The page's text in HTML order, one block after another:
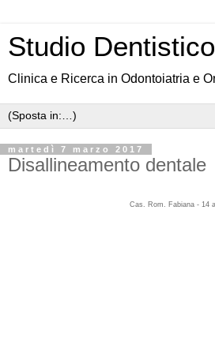
Studio
Clinica e Ricerca in Odontoiatria e
martedì 7 marzo 2017
Disallineamento dentale
Cas. Rom. Fabiana - 14